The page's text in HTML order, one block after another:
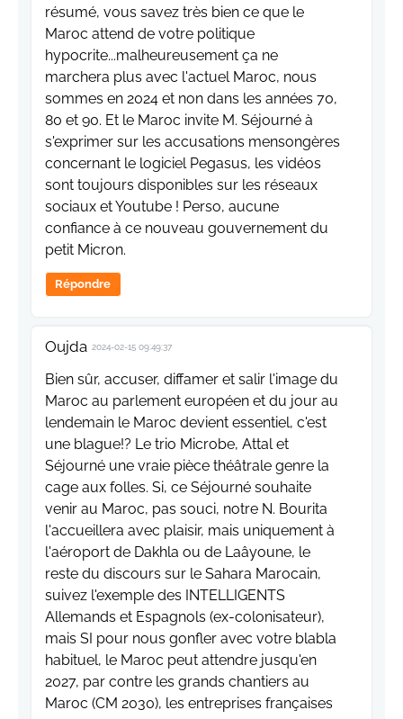
résumé, vous savez très bien ce que le
Maroc attend de votre politique
hypocrite...malheureusement ça ne
marchera plus avec l'actuel Maroc, nous
sommes en 2024 et non dans les années 70,
80 et 90. Et le Maroc invite M. Séjourné à
s'exprimer sur les accusations mensongères
concernant le logiciel Pegasus, les vidéos
sont toujours disponibles sur les réseaux
sociaux et Youtube ! Perso, aucune
confiance à ce nouveau gouvernement du
petit Micron.
Répondre
Oujda 2024-02-15 09:49:37
Bien sûr, accuser, diffamer et salir l'image du
Maroc au parlement européen et du jour au
lendemain le Maroc devient essentiel, c'est
une blague!? Le trio Microbe, Attal et
Séjourné une vraie pièce théâtrale genre la
cage aux folles. Si, ce Séjourné souhaite
venir au Maroc, pas souci, notre N. Bourita
l'accueillera avec plaisir, mais uniquement à
l'aéroport de Dakhla ou de Laâyoune, le
reste du discours sur le Sahara Marocain,
suivez l'exemple des INTELLIGENTS
Allemands et Espagnols (ex-colonisateur),
mais SI pour nous gonfler avec votre blabla
habituel, le Maroc peut attendre jusqu'en
2027, par contre les grands chantiers au
Maroc (CM 2030), les entreprises françaises